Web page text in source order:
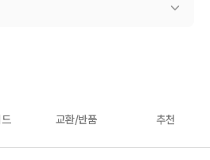
교환/반품 추천